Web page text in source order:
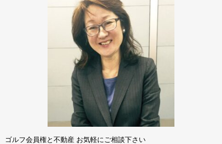
ゴルフ会員権と不動産 お気軽にご相談下さい